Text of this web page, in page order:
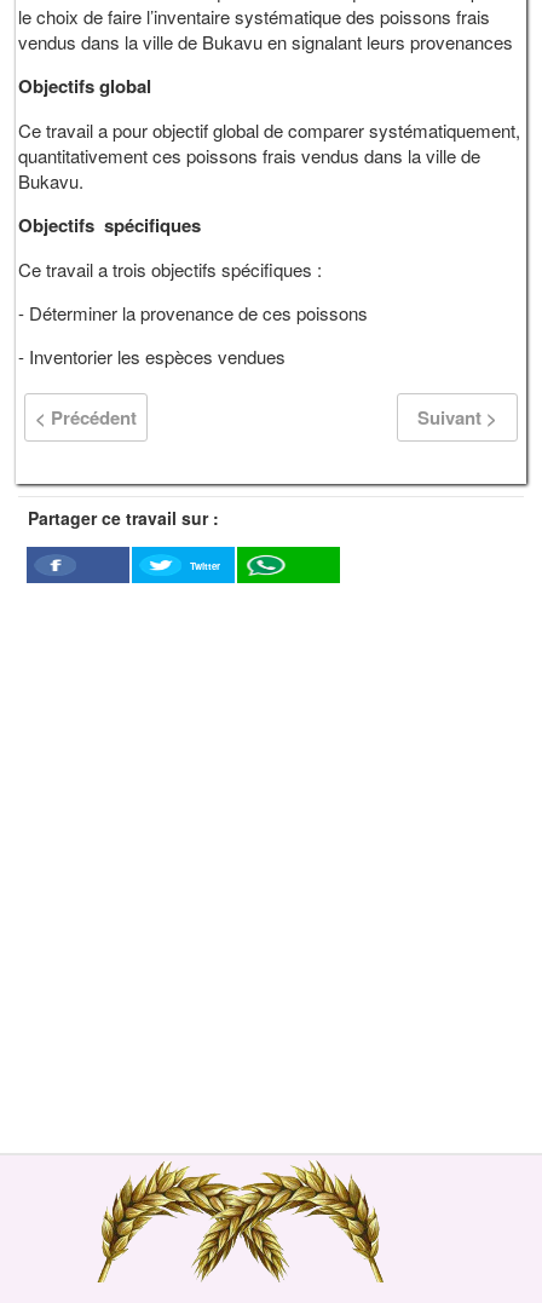
le choix de faire l’inventaire systématique des poissons frais
vendus dans la ville de Bukavu en signalant leurs provenances
Objectifs global
Ce travail a pour objectif global de comparer systématiquement,
quantitativement ces poissons frais vendus dans la ville de
Bukavu.
Objectifs spécifiques
Ce travail a trois objectifs spécifiques :
- Déterminer la provenance de ces poissons
- Inventorier les espèces vendues
< Précédent Suivant >
Partager ce travail sur :
Facebook
Twitter